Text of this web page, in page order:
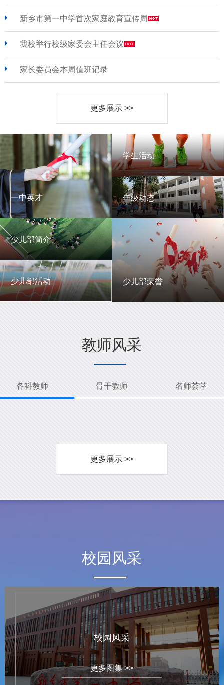
新乡市第一中学首次家庭教育宣传周
我校举行校级家委会主任会议
家长委员会本周值班记录
更多展示 >>
一中英才
一中英才
少儿部简介
少儿部简介
少儿部活动
少儿部活动
学生活动
学生活动
年级动态
年级动态
少儿部荣誉
少儿部荣誉
教师风采
各科教师 骨干教师 名师荟萃
更多展示 >>
校园风采
校园风采
更多图集 >>